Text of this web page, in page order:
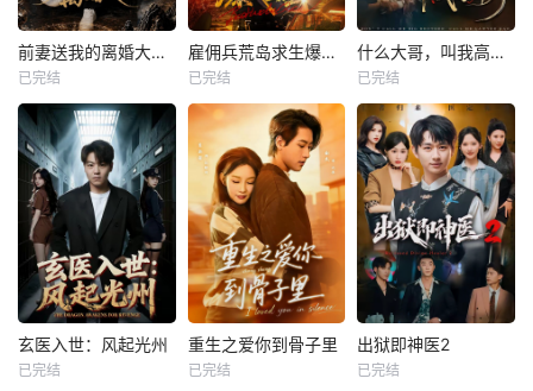
前妻送我的离婚大礼包
已完结
雇佣兵荒岛求生爆火出圈第二季
已完结
什么大哥，叫我高律师
已完结
玄医入世：风起光州
已完结
重生之爱你到骨子里
已完结
出狱即神医2
已完结